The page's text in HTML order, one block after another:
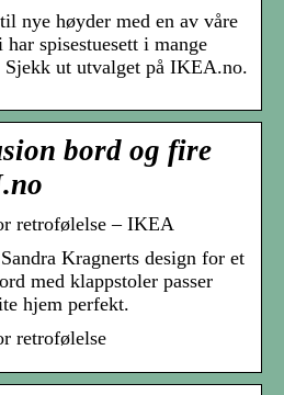
nye høyder med en av våre
spisestuesett i mange
ut utvalget på IKEA.no.
bord og fire
retrofølelse – IKEA
Kragnerts design for et
med klappstoler passer
hjem perfekt.
retrofølelse